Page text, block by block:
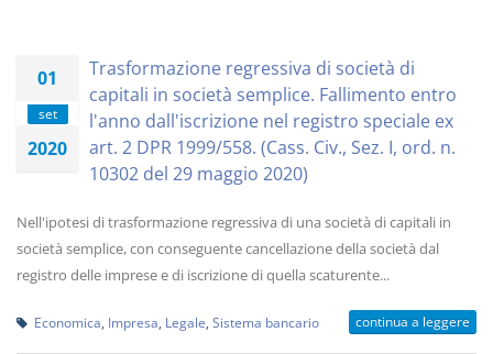
01
set
2020
Trasformazione regressiva di società di
capitali in società semplice. Fallimento entro
l'anno dall'iscrizione nel registro speciale ex
art. 2 DPR 1999/558. (Cass. Civ., Sez. I, ord. n.
10302 del 29 maggio 2020)
Nell'ipotesi di trasformazione regressiva di una società di capitali in
società semplice, con conseguente cancellazione della società dal
registro delle imprese e di iscrizione di quella scaturente...
Economica Impresa Legale Sistema bancario continua a leggere